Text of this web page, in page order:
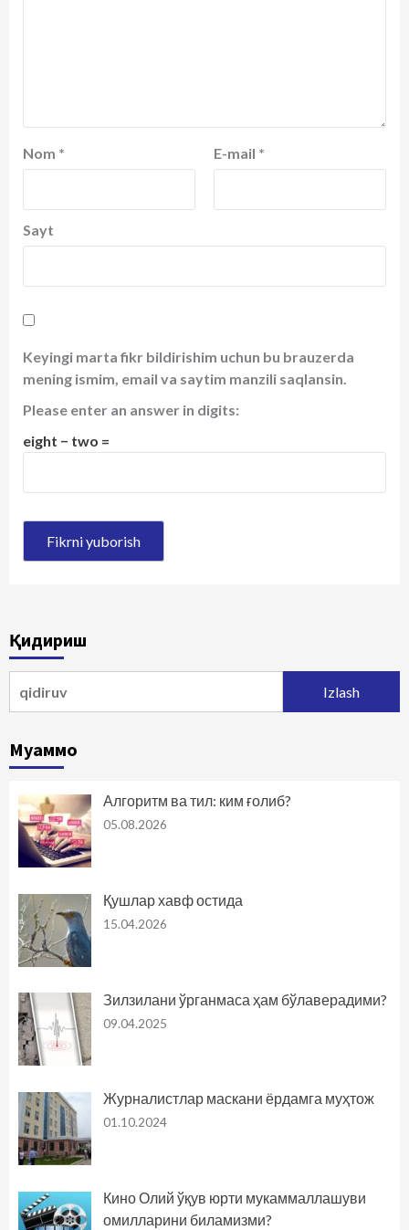
Nom * E-mail *
Sayt
Keyingi marta fikr bildirishim uchun bu brauzerda
mening ismim, email va saytim manzili saqlansin.
Please enter an answer in digits:
eight − two =
Қидириш
Муаммо
Алгоритм ва тил: ким ғолиб?
05.08.2026
Қушлар хавф остида
15.04.2026
Зилзилани ўрганмаса ҳам бўлаверадими?
09.04.2025
Журналистлар маскани ёрдамга муҳтож
01.10.2024
Кино Олий ўқув юрти мукаммаллашуви
омилларини биламизми?